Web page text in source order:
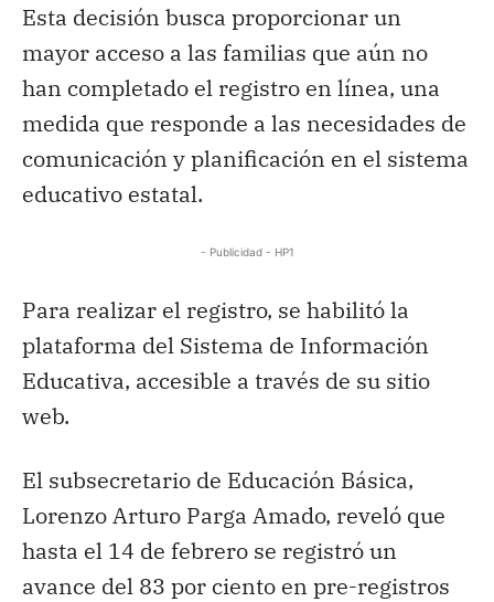
Esta decisión busca proporcionar un
mayor acceso a las familias que aún no
han completado el registro en línea, una
medida que responde a las necesidades de
comunicación y planificación en el sistema
educativo estatal.
- Publicidad - HP1
Para realizar el registro, se habilitó la
plataforma del Sistema de Información
Educativa, accesible a través de su sitio
web.
El subsecretario de Educación Básica,
Lorenzo Arturo Parga Amado, reveló que
hasta el 14 de febrero se registró un
avance del 83 por ciento en pre-registros